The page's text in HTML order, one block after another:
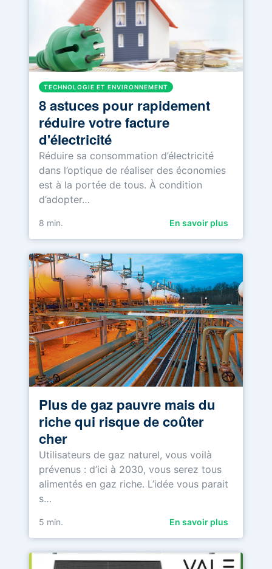
TECHNOLOGIE ET ENVIRONNEMENT
8 astuces pour rapidement
réduire votre facture
d'électricité
Réduire sa consommation d’électricité
dans l’optique de réaliser des économies
est à la portée de tous. À condition
d’adopter…
8 min. En savoir plus
Plus de gaz pauvre mais du
riche qui risque de coûter
cher
Utilisateurs de gaz naturel, vous voilà
prévenus : d’ici à 2030, vous serez tous
alimentés en gaz riche. L’idée vous parait
s…
5 min. En savoir plus